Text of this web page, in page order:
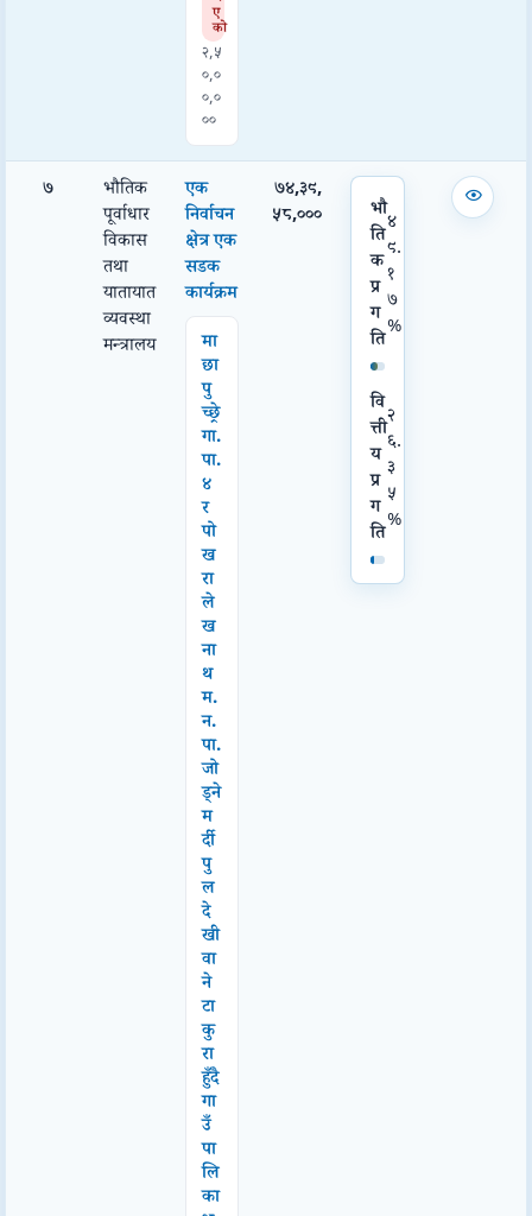
ए
को
२,५
०,०
०,०
००
७
भौतिक
पूर्वाधार
विकास
तथा
यातायात
व्यवस्था
मन्त्रालय
एक
निर्वाचन
क्षेत्र एक
सडक
कार्यक्रम
मा
छा
पु
च्छ्रे
गा.
पा.
४
र
पो
ख
रा
ले
ख
ना
थ
म.
न.
पा.
जो
ड्ने
म
र्दी
पु
ल
दे
खी
वा
ने
टा
कु
रा
हुँदै
गा
उँ
पा
लि
का
७४,३९,
५८,०००
भौ
ति
क
प्र
ग
ति
४
९.
१
७
%
वि
त्ती
य
प्र
ग
ति
२
६.
३
५
%